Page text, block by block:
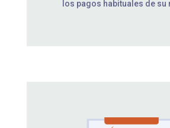
los pagos habituales de su